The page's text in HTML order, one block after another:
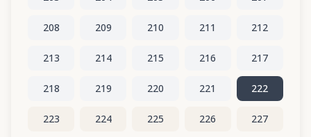
208 209 210 211 212
213 214 215 216 217
218 219 220 221 222
223 224 225 226 227